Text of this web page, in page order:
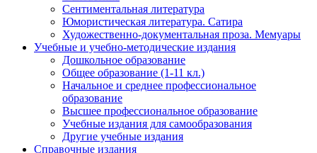
Сентиментальная литература
Юмористическая литература. Сатира
Художественно-документальная проза. Мемуары
Учебные и учебно-методические издания
Дошкольное образование
Общее образование (1-11 кл.)
Начальное и среднее профессиональное
образование
Высшее профессиональное образование
Учебные издания для самообразования
Другие учебные издания
Справочные издания